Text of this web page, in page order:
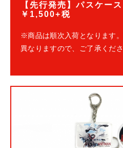
【先行発売】パスケ
￥1,500+税
※商品は順次入荷となります
異なりますので、ご了承くださ